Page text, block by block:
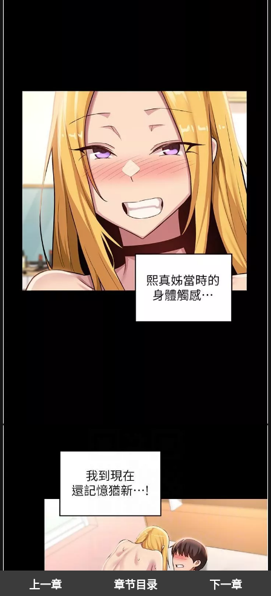
上一章 章节目录 下一章